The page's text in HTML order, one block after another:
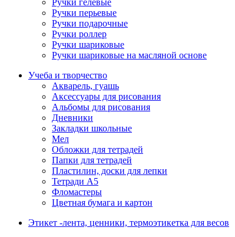
Ручки гелевые
Ручки перьевые
Ручки подарочные
Ручки роллер
Ручки шариковые
Ручки шариковые на масляной основе
Учеба и творчество
Акварель, гуашь
Аксессуары для рисования
Альбомы для рисования
Дневники
Закладки школьные
Мел
Обложки для тетрадей
Папки для тетрадей
Пластилин, доски для лепки
Тетради А5
Фломастеры
Цветная бумага и картон
Этикет -лента, ценники, термоэтикетка для весов